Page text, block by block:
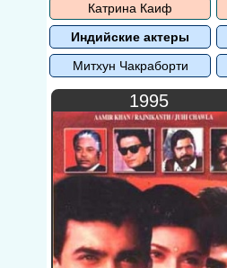
Катрина Каиф
Индийские актеры
Митхун Чакраборти
1995